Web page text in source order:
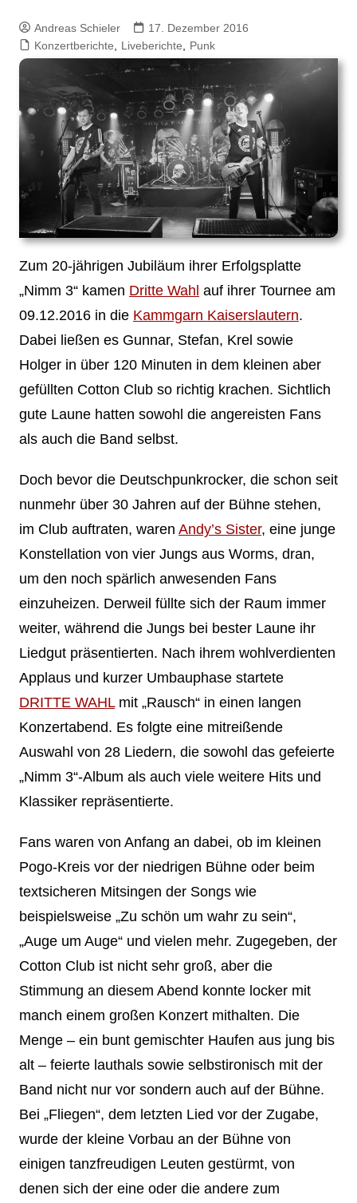
Andreas Schieler
17. Dezember 2016
Konzertberichte
Liveberichte Punk
Zum 20-jährigen Jubiläum ihrer Erfolgsplatte
„Nimm 3“ kamen Dritte Wahl auf ihrer Tournee am
09.12.2016 in die Kammgarn Kaiserslautern.
Dabei ließen es Gunnar, Stefan, Krel sowie
Holger in über 120 Minuten in dem kleinen aber
gefüllten Cotton Club so richtig krachen. Sichtlich
gute Laune hatten sowohl die angereisten Fans
als auch die Band selbst.
Doch bevor die Deutschpunkrocker, die schon seit
nunmehr über 30 Jahren auf der Bühne stehen,
im Club auftraten, waren Andy’s Sister, eine junge
Konstellation von vier Jungs aus Worms, dran,
um den noch spärlich anwesenden Fans
einzuheizen. Derweil füllte sich der Raum immer
weiter, während die Jungs bei bester Laune ihr
Liedgut präsentierten. Nach ihrem wohlverdienten
Applaus und kurzer Umbauphase startete
DRITTE WAHLmit „Rausch“ in einen langen
Konzertabend. Es folgte eine mitreißende
Auswahl von 28 Liedern, die sowohl das gefeierte
„Nimm 3“-Album als auch viele weitere Hits und
Klassiker repräsentierte.
Fans waren von Anfang an dabei, ob im kleinen
Pogo-Kreis vor der niedrigen Bühne oder beim
textsicheren Mitsingen der Songs wie
beispielsweise „Zu schön um wahr zu sein“,
„Auge um Auge“ und vielen mehr. Zugegeben, der
Cotton Club ist nicht sehr groß, aber die
Stimmung an diesem Abend konnte locker mit
manch einem großen Konzert mithalten. Die
Menge – ein bunt gemischter Haufen aus jung bis
alt – feierte lauthals sowie selbstironisch mit der
Band nicht nur vor sondern auch auf der Bühne.
Bei „Fliegen“, dem letzten Lied vor der Zugabe,
wurde der kleine Vorbau an der Bühne von
einigen tanzfreudigen Leuten gestürmt, von
denen sich der eine oder die andere zum